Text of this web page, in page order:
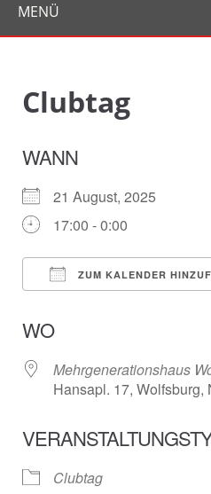
MENÜ
Clubtag
WANN
21 August, 2025
17:00 - 0:00
ZUM KALENDER
WO
Mehrgenerationshaus
Hansapl. 17,
Clubtag